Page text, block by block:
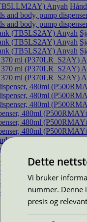
Anyah
and body, pump
and body, pump
(TB5LS2AY) Anyah
(TB5LS2AY) Anyah
(TB5LS2AY) Anyah
370 ml (P370LR_S2AY)
370 ml (P370LR_S2AY)
370 ml (P370LR_S2AY)
480ml
480ml
480ml
480ml
480ml
480ml
pump dispenser
pump dispenser
dispenser
dispenser
dispenser
480 ml pump
Wash, 480 ml pump
Dette
Vi bruker
nummer. Denne
presis og